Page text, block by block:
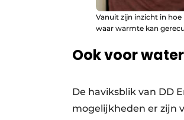
Vanuit zijn inzicht in
waar warmte kan
Ook voor
De haviksblik van DD
mogelijkheden er zijn